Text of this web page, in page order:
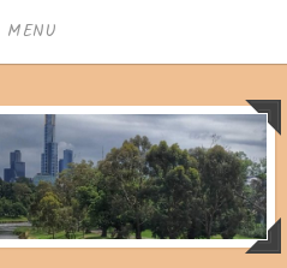
MENU